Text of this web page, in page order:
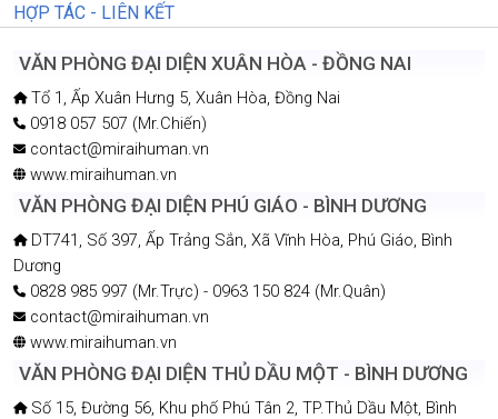
HỢP TÁC - LIÊN KẾT
VĂN PHÒNG ĐẠI DIỆN XUÂN HÒA - ĐỒNG NAI
Tổ 1, Ấp Xuân Hưng 5, Xuân Hòa, Đồng Nai
0918 057 507 (Mr.Chiến)
contact@miraihuman.vn
www.miraihuman.vn
VĂN PHÒNG ĐẠI DIỆN PHÚ GIÁO - BÌNH DƯƠNG
DT741, Số 397, Ấp Trảng Sắn, Xã Vĩnh Hòa, Phú Giáo, Bình
Dương
0828 985 997 (Mr.Trực) - 0963 150 824 (Mr.Quân)
contact@miraihuman.vn
www.miraihuman.vn
VĂN PHÒNG ĐẠI DIỆN THỦ DẦU MỘT - BÌNH DƯƠNG
Số 15, Đường 56, Khu phố Phú Tân 2, TP.Thủ Dầu Một, Bình